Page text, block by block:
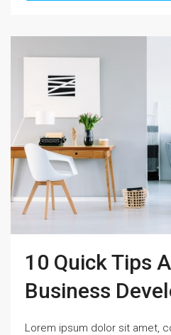
10 Quick Tips
Business
Lorem ipsum dolor sit amet,